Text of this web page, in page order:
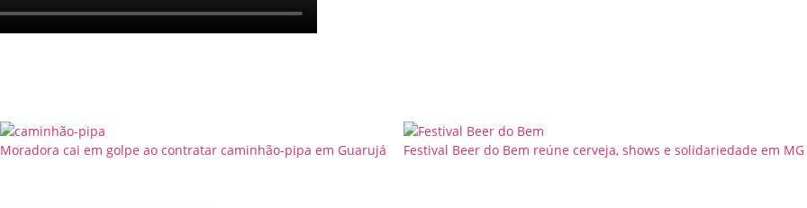
Moradora cai em golpe ao contratar caminhão-pipa em Guarujá Festival Beer do Bem reúne cerveja, shows e solidariedade em MG